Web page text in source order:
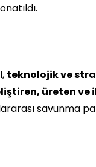
teknolojik ve
üreten ve
savunma